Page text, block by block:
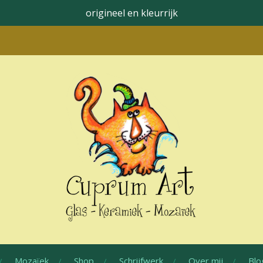
origineel en kleurrijk
Mozaïek Shop Schrijfwerk Over mij